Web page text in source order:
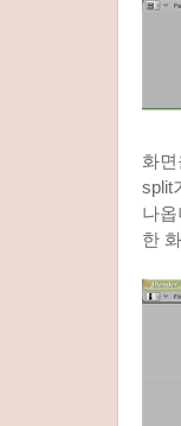
화
split
나
한